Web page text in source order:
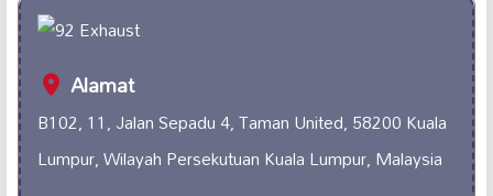
Alamat
B102, 11, Jalan Sepadu 4, Taman United, 58200 Kuala
Lumpur, Wilayah Persekutuan Kuala Lumpur, Malaysia